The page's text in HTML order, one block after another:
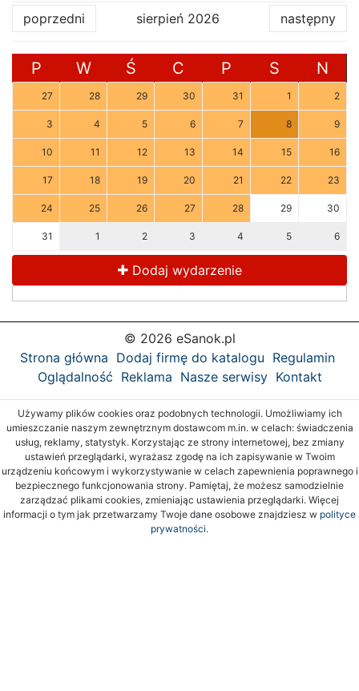
poprzedni sierpień 2026 następny
P W Ś C P S N
27 28 29 30 31 1 2
3 4 5 6 7 8 9
10 11 12 13 14 15 16
17 18 19 20 21 22 23
24 25 26 27 28 29 30
31 1 2 3 4 5 6
Dodaj wydarzenie
© 2026 eSanok.pl
Strona główna Dodaj firmę do katalogu Regulamin
Oglądalność Reklama Nasze serwisy Kontakt
Używamy plików cookies oraz podobnych technologii. Umożliwiamy ich
umieszczanie naszym zewnętrznym dostawcom m.in. w celach: świadczenia
usług, reklamy, statystyk. Korzystając ze strony internetowej, bez zmiany
ustawień przeglądarki, wyrażasz zgodę na ich zapisywanie w Twoim
urządzeniu końcowym i wykorzystywanie w celach zapewnienia poprawnego i
bezpiecznego funkcjonowania strony. Pamiętaj, że możesz samodzielnie
zarządzać plikami cookies, zmieniając ustawienia przeglądarki. Więcej
informacji o tym jak przetwarzamy Twoje dane osobowe znajdziesz w polityce
prywatności.